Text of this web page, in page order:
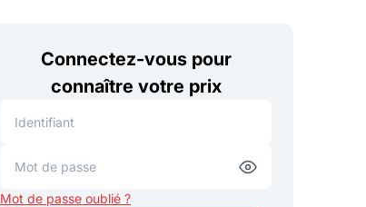
Connectez-vous pour
connaître votre prix
Mot de passe oublié ?